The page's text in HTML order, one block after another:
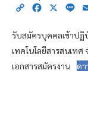
Copy Facebook
X
รับสมัครบุคคลเข้าปฏิ
เทคโนโลยีสารสนเทศ
เอกสารสมัครงาน
ดา